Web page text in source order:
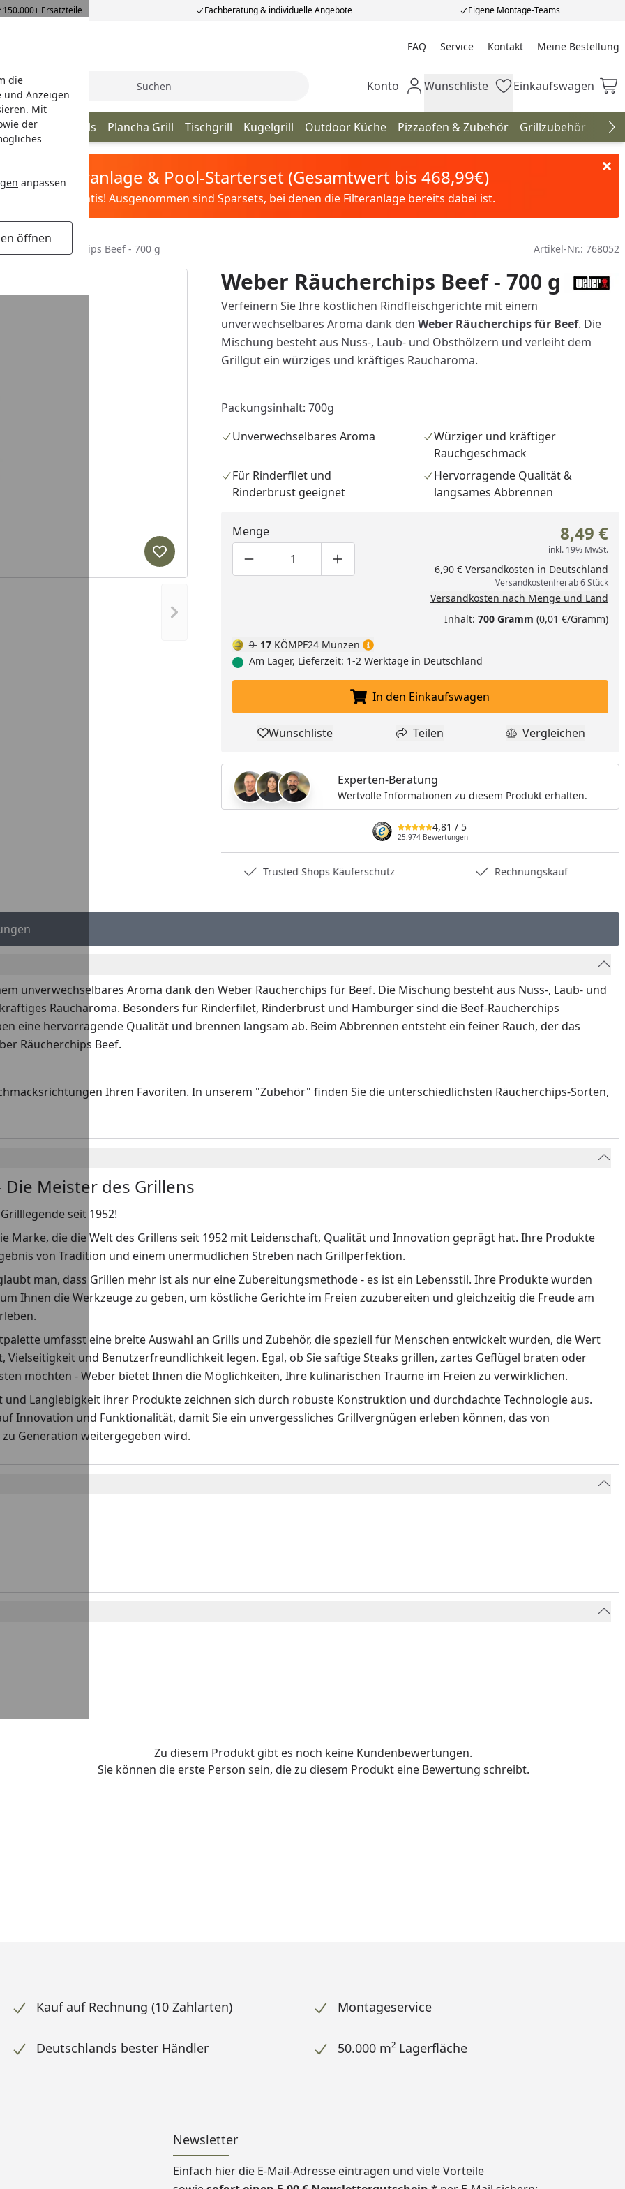
die
und Anzeigen
Mit
der
anpassen
öffnen
150.000+ Ersatzteile Fachberatung & individuelle Angebote Eigene Montage-Teams
FAQ Service Kontakt Meine Bestellung
Meine Bestellung
Suche Mein Konto
Konto Wunschliste
Wunschliste Einkaufswagen
Einkaufswagen
Kamado Grills Plancha Grill Tischgrill Kugelgrill Outdoor Küche Pizzaofen & Zubehör Grillzubehör
Sandfilteranlage & Pool-Starterset (Gesamtwert bis 468,99€)
Filter&Pflege gratis! Ausgenommen sind Sparsets, bei denen die Filteranlage bereits dabei ist.
Weber Räucherchips Beef - 700 g Artikel-Nr.: 768052
Nächstes Bild anzeigen
Produkt zur Wunschliste hinzufügen
Weber Räucherchips Beef - 700 g
Verfeinern Sie Ihre köstlichen Rindfleischgerichte mit einem
unverwechselbares Aroma dank den Weber Räucherchips für Beef. Die
Mischung besteht aus Nuss-, Laub- und Obsthölzern und verleiht dem
Grillgut ein würziges und kräftiges Raucharoma.
Packungsinhalt: 700g
Unverwechselbares Aroma
Würziger und kräftiger
Rauchgeschmack
Für Rinderfilet und
Rinderbrust geeignet
Hervorragende Qualität &
langsames Abbrennen
Menge
Produktmenge um eins verringern
Produktmenge manuell eingeben
Produktmenge um eins erhöhen
8,49 €
inkl. 19% MwSt.
6,90 € Versandkosten in Deutschland
Versandkostenfrei ab 6 Stück
Versandkosten nach Menge und Land
Inhalt: 700 Gramm (0,01 €/Gramm)
9 17 KÖMPF24 Münzen
Am Lager, Lieferzeit: 1-2 Werktage in Deutschland
In den Einkaufswagen legen
In den Einkaufswagen
Produkt zur Wunschliste hinzufügen
Wunschliste Teilen
Teilen Produkt
Vergleichen
Experten-Beratung
Wertvolle Informationen zu diesem Produkt erhalten.
4,81 / 5
25.974 Bewertungen
Trusted Shops Käuferschutz Rechnungskauf
unverwechselbares Aroma dank den Weber Räucherchips für Beef. Die Mischung besteht aus Nuss-, Laub- und
Raucharoma. Besonders für Rinderfilet, Rinderbrust und Hamburger sind die Beef-Räucherchips
eine hervorragende Qualität und brennen langsam ab. Beim Abbrennen entsteht ein feiner Rauch, der das
Räucherchips Beef.
Ihren Favoriten. In unserem "Zubehör" finden Sie die unterschiedlichsten Räucherchips-Sorten,
Die Meister des Grillens
seit 1952!
Marke, die die Welt des Grillens seit 1952 mit Leidenschaft, Qualität und Innovation geprägt hat. Ihre Produkte
von Tradition und einem unermüdlichen Streben nach Grillperfektion.
man, dass Grillen mehr ist als nur eine Zubereitungsmethode - es ist ein Lebensstil. Ihre Produkte wurden
Ihnen die Werkzeuge zu geben, um köstliche Gerichte im Freien zuzubereiten und gleichzeitig die Freude am
umfasst eine breite Auswahl an Grills und Zubehör, die speziell für Menschen entwickelt wurden, die Wert
Vielseitigkeit und Benutzerfreundlichkeit legen. Egal, ob Sie saftige Steaks grillen, zartes Geflügel braten oder
möchten - Weber bietet Ihnen die Möglichkeiten, Ihre kulinarischen Träume im Freien zu verwirklichen.
und Langlebigkeit ihrer Produkte zeichnen sich durch robuste Konstruktion und durchdachte Technologie aus.
Innovation und Funktionalität, damit Sie ein unvergessliches Grillvergnügen erleben können, das von
Generation weitergegeben wird.
Zu diesem Produkt gibt es noch keine Kundenbewertungen.
Sie können die erste Person sein, die zu diesem Produkt eine Bewertung schreibt.
Kauf auf Rechnung (10 Zahlarten) Montageservice
Deutschlands bester Händler 50.000 m² Lagerfläche
Newsletter
Einfach hier die E-Mail-Adresse eintragen und viele Vorteile